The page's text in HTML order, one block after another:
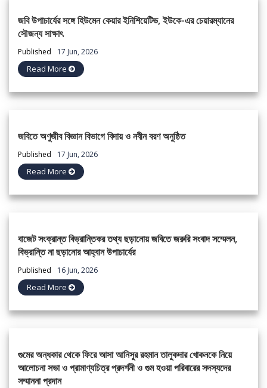
জবি উপাচার্যের সঙ্গে হিউমেন কেয়ার ইনিশিয়েটিভ, ইউকে-এর চেয়ারম্যানের
সৌজন্য সাক্ষাৎ
Published 17 Jun, 2026
Read More
জবিতে অণুজীব বিজ্ঞান বিভাগে বিদায় ও নবীন বরণ অনুষ্ঠিত
Published 17 Jun, 2026
Read More
বাজেট সংক্রান্ত বিভ্রান্তিকর তথ্য ছড়ানোয় জবিতে জরুরি সংবাদ সম্মেলন,
বিভ্রান্তি না ছড়ানোর আহ্বান উপাচার্যের
Published 16 Jun, 2026
Read More
গুমের অন্ধকার থেকে ফিরে আসা আনিসুর রহমান তালুকদার খোকনকে নিয়ে
আলোচনা সভা ও প্রামাণ্যচিত্র প্রদর্শনী ও গুম হওয়া পরিবারের সদস্যদের
সম্মাননা প্রদান